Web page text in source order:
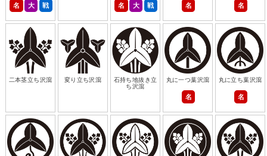
名 大 戦 名 大 戦 名 名
二本茎立ち沢瀉 変り立ち沢瀉
石持ち地抜き立
ち沢瀉
丸に一つ葉沢瀉
名
丸に立ち葉沢瀉
名